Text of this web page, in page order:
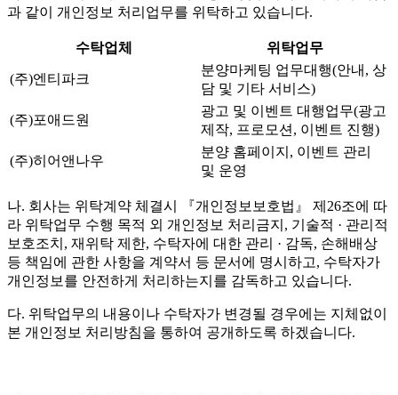
과 같이 개인정보 처리업무를 위탁하고 있습니다.
수탁업체 위탁업무
(주)엔티파크
분양마케팅 업무대행(안내, 상
담 및 기타 서비스)
(주)포애드원
광고 및 이벤트 대행업무(광고
제작, 프로모션, 이벤트 진행)
(주)히어앤나우
분양 홈페이지, 이벤트 관리
및 운영
나. 회사는 위탁계약 체결시 『개인정보보호법』 제26조에 따
라 위탁업무 수행 목적 외 개인정보 처리금지, 기술적 · 관리적
보호조치, 재위탁 제한, 수탁자에 대한 관리 · 감독, 손해배상
등 책임에 관한 사항을 계약서 등 문서에 명시하고, 수탁자가
개인정보를 안전하게 처리하는지를 감독하고 있습니다.
다. 위탁업무의 내용이나 수탁자가 변경될 경우에는 지체없이
본 개인정보 처리방침을 통하여 공개하도록 하겠습니다.